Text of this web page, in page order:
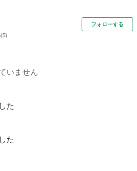
(5)
フォローする
いません
た
た